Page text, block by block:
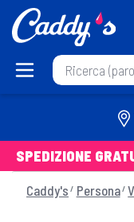
SPEDIZIONE
Caddy's Persona